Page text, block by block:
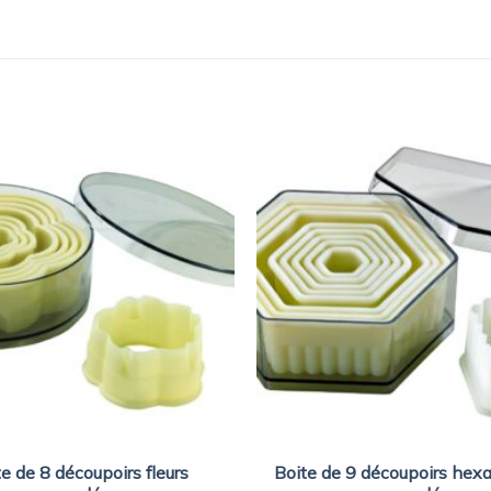
de 8 découpoirs fleurs
Boite de 9 découpoirs